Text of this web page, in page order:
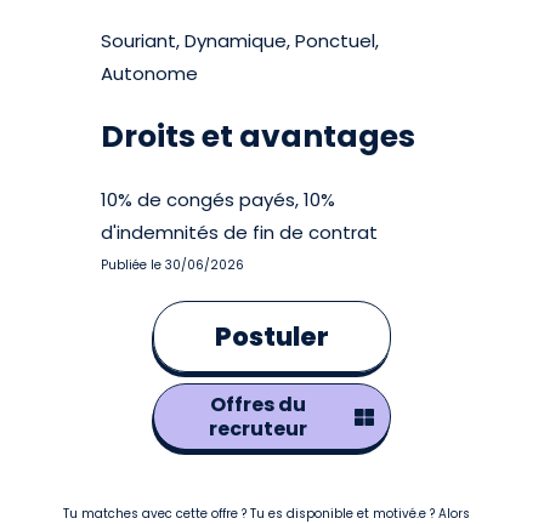
Souriant, Dynamique, Ponctuel,
Autonome
Droits et avantages
10% de congés payés, 10%
d'indemnités de fin de contrat
Publiée le 30/06/2026
Postuler
Offres du
recruteur
Tu matches avec cette offre ? Tu es disponible et motivé.e ? Alors